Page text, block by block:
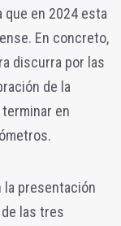
que en 2024 esta
En concreto,
discurra por las
de la
en
la presentación
las tres